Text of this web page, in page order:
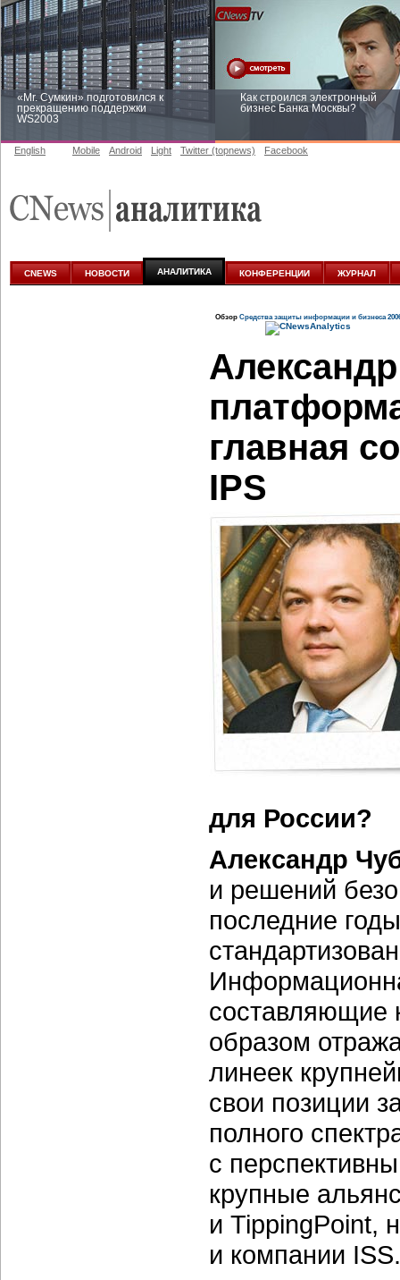
«Mr. Сумкин» подготовился к
прекращению поддержки
WS2003
Как строился электронный
бизнес Банка Москвы?
аналитике
English Mobile Android Light Twitter (topnews) Facebook
CNEWS НОВОСТИ АНАЛИТИКА КОНФЕРЕНЦИИ ЖУРНАЛ
Обзор Средства защиты информации и бизнеса
главная
IPS
для России?
Александр
и решений
последние
составляющие
образом
линеек
свои позиции
полного
с
крупные
и TippingPoint,
и компании ISS.